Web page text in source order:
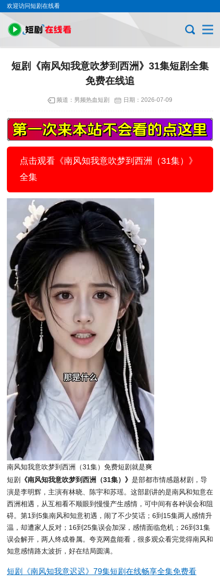
欢迎访问短剧在线看
短剧《南风知我意吹梦到西洲》31集短剧全集
免费在线追
频道： 男频热血短剧 日期： 2026-07-09
点击观看《南风知我意吹梦到西洲（31集）》
全集
南风知我意吹梦到西洲（31集）免费短剧就是爽
短剧
《南风知我意吹梦到西洲（31集）》 是部都市情感题材剧，导
演是李明辉，主演有林晓、陈宇和苏瑶。这部剧讲的是南风和知意在
西洲相遇，从互相看不顺眼到慢慢产生感情，可中间有各种误会和阻
碍。第1到5集南风和知意初遇，闹了不少笑话；6到15集两人感情升
温，却遭家人反对；16到25集误会加深，感情面临危机；26到31集
误会解开，两人终成眷属。夸克网盘能看，很多观众看完觉得南风和
知意感情路太波折，好在结局圆满。
短剧《南风知我意迟迟》79集短剧在线畅享全集免费看